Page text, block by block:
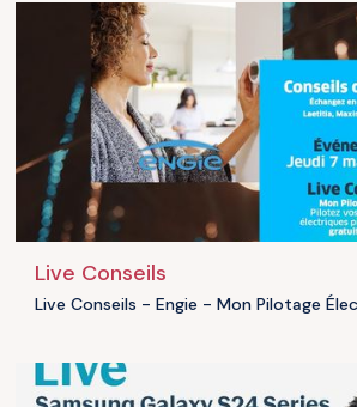
Live Conseils
Live Conseils - Engie - Mon Pilotage